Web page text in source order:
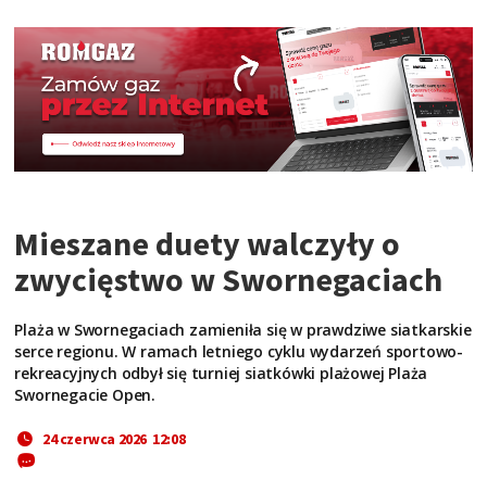
Mieszane duety walczyły o
zwycięstwo w Swornegaciach
Plaża w Swornegaciach zamieniła się w prawdziwe siatkarskie
serce regionu. W ramach letniego cyklu wydarzeń sportowo-
rekreacyjnych odbył się turniej siatkówki plażowej Plaża
Swornegacie Open.
24 czerwca 2026 12:08